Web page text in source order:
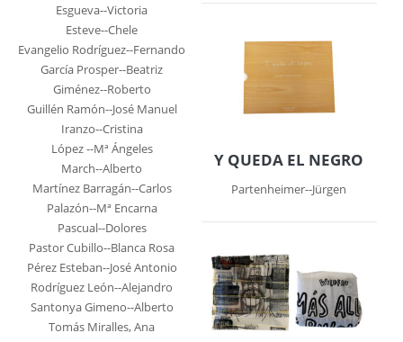
Esgueva--Victoria
Esteve--Chele
Evangelio Rodríguez--Fernando
García Prosper--Beatriz
Giménez--Roberto
Guillén Ramón--José Manuel
Iranzo--Cristina
López --Mª Ángeles
March--Alberto
Martínez Barragán--Carlos
Palazón--Mª Encarna
Pascual--Dolores
Pastor Cubillo--Blanca Rosa
Pérez Esteban--José Antonio
Rodríguez León--Alejandro
Santonya Gimeno--Alberto
Tomás Miralles, Ana
Y QUEDA EL NEGRO
Partenheimer--Jürgen